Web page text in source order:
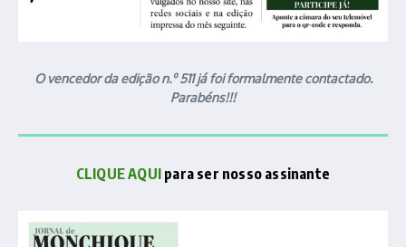
O vencedor da edição n.º 511 já foi formalmente contactado.
Parabéns!!!
CLIQUE AQUI para ser nosso assinante